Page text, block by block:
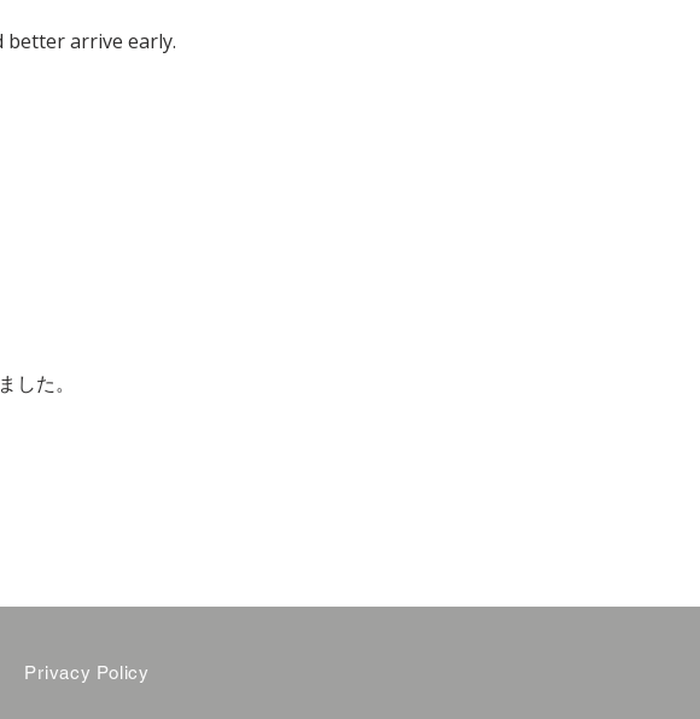
better arrive early.
した。
Privacy Policy